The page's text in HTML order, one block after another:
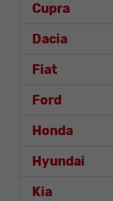
Cupra
Dacia
Fiat
Ford
Honda
Hyundai
Kia